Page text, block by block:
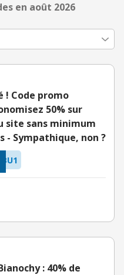
en août 2026
! Code promo
50% sur
site sans minimum
- Sympathique, non ?
BU1
: 40% de